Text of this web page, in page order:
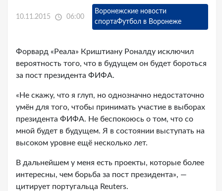
10.11.2015 06:00
Воронежские новости
спортаФутбол в Воронеже
Форвард «Реала» Криштиану Роналду исключил
вероятность того, что в будущем он будет бороться
за пост президента ФИФА.
«Не скажу, что я глуп, но однозначно недостаточно
умён для того, чтобы принимать участие в выборах
президента ФИФА. Не беспокоюсь о том, что со
мной будет в будущем. Я в состоянии выступать на
высоком уровне ещё несколько лет.
В дальнейшем у меня есть проекты, которые более
интересны, чем борьба за пост президента», —
цитирует португальца Reuters.